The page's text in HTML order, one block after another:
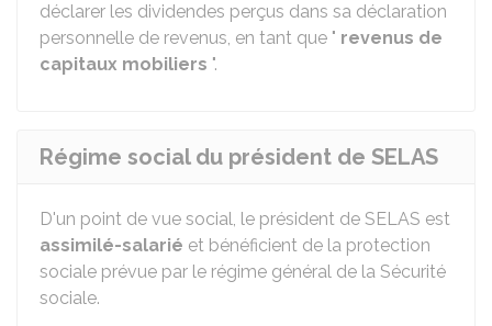
déclarer les dividendes perçus dans sa déclaration
personnelle de revenus, en tant que " revenus de
capitaux mobiliers ".
Régime social du président de SELAS
D'un point de vue social, le président de SELAS est
assimilé-salarié et bénéficient de la protection
sociale prévue par le régime général de la Sécurité
sociale.